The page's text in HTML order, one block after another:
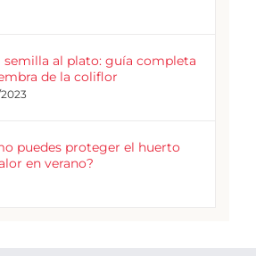
semilla al plato: guía completa
de la coliflor
puedes proteger el huerto
en verano?